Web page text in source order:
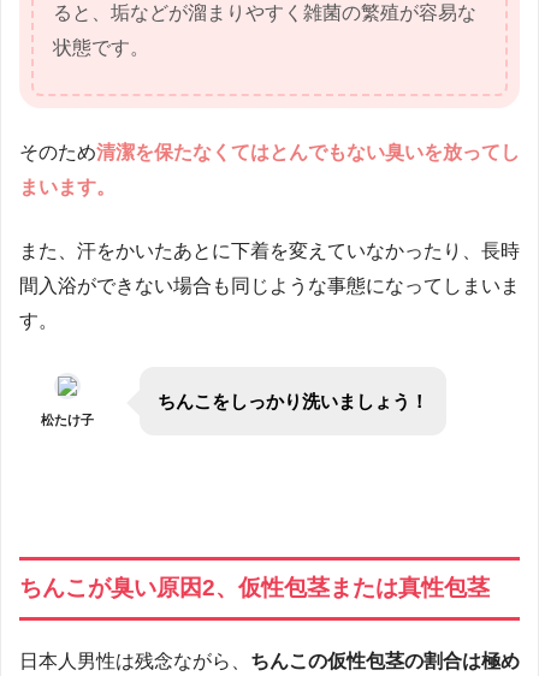
ると、垢などが溜まりやすく雑菌の繁殖が容易な
状態です。
そのため清潔を保たなくてはとんでもない臭いを放ってし
まいます。
また、汗をかいたあとに下着を変えていなかったり、長時
間入浴ができない場合も同じような事態になってしまいま
す。
松たけ子
ちんこをしっかり洗いましょう！
ちんこが臭い原因2、仮性包茎または真性包茎
日本人男性は残念ながら、 ちんこの仮性包茎の割合は極め